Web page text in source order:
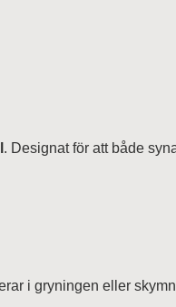
. Designat för att både
i gryningen eller